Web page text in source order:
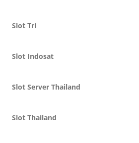
Slot Tri
Slot Indosat
Slot Server Thailand
Slot Thailand